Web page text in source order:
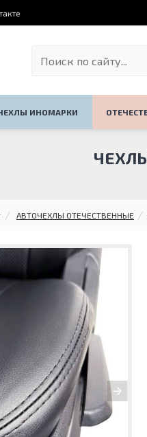
ИНОМАРКИ
АВТОЧЕХЛЫ ОТЕЧЕСТВЕННЫЕ